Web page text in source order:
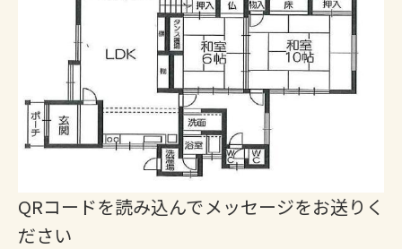
QRコードを読み込んでメッセージをお送りく
ださい